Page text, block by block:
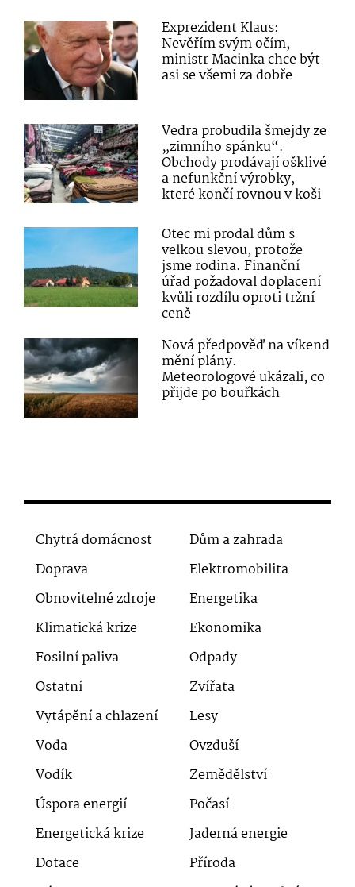
Exprezident Klaus:
Nevěřím svým očím,
ministr Macinka chce být
asi se všemi za dobře
Vedra probudila šmejdy ze
„zimního spánku“.
Obchody prodávají ošklivé
a nefunkční výrobky,
které končí rovnou v koši
Otec mi prodal dům s
velkou slevou, protože
jsme rodina. Finanční
úřad požadoval doplacení
kvůli rozdílu oproti tržní
ceně
Nová předpověď na víkend
mění plány.
Meteorologové ukázali, co
přijde po bouřkách
Chytrá domácnost
Dům a zahrada
Doprava
Elektromobilita
Obnovitelné zdroje
Energetika
Klimatická krize
Ekonomika
Fosilní paliva
Odpady
Ostatní
Zvířata
Vytápění a chlazení
Lesy
Voda
Ovzduší
Vodík
Zemědělství
Úspora energií
Počasí
Energetická krize
Jaderná energie
Dotace
Příroda